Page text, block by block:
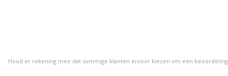
Houd er rekening mee dat sommige klanten ervoor kiezen om een